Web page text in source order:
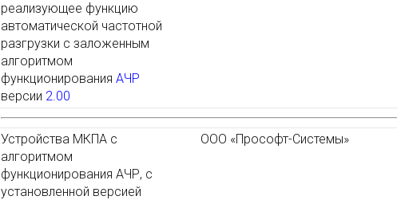
реализующее функцию
автоматической частотной
разгрузки с заложенным
алгоритмом
функционирования АЧР
версии 2.00
Устройства МКПА с
алгоритмом
функционирования АЧР, с
установленной версией
ООО «Прософт-Системы»